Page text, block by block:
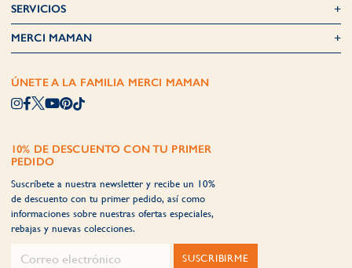
SERVICIOS
MERCI MAMAN
ÚNETE A LA FAMILIA MERCI MAMAN
10% DE DESCUENTO CON TU PRIMER
PEDIDO
Suscríbete a nuestra newsletter y recibe un 10%
de descuento con tu primer pedido, así como
informaciones sobre nuestras ofertas especiales,
rebajas y nuevas colecciones.
SUSCRIBIRME